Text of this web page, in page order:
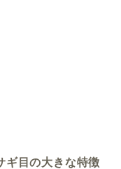
ギ目の大きな特徴